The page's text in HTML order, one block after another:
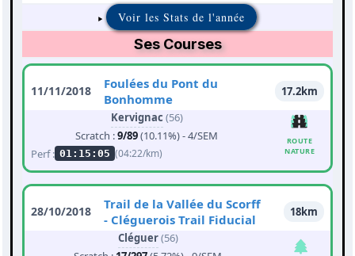
Voir les Stats de l'année
Ses Courses
11/11/2018
Foulées du Pont du
Bonhomme
17.2km
Kervignac (56)
Scratch :9/89(10.11%) - 4/SEM
Perf : 01:15:05 (04:22/km)
ROUTE
NATURE
28/10/2018
Trail de la Vallée du Scorff
- Cléguerois Trail Fiducial
18km
Cléguer(56)